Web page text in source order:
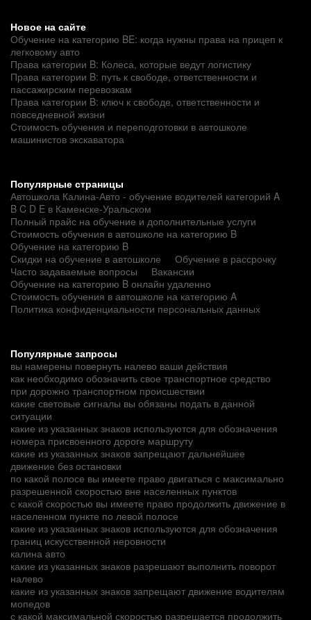
Новое на сайте
Обучение на категорию BE: когда нужны права на прицеп к
легковому авто
Права категории B: Колеса, которые ведут логистику
Права категории B: путь к свободе, ответственности и
пассажирским перевозкам
Права категории B: ключ к свободе, ответственности и
повседневной жизни
Стоимость обучения и переподготовки в автошколе
машинистов экскаватора
Популярные страницы
Автошкола Калина-Авто - обучение водителей категорий A
B C D E в Каменске-Уральском
Полный прайс на обучение и дополнительные услуги
Стоимость обучения в автошколе на категорию B
Обучение на категорию B
Скидки на обучение в автошколе
Обучение в рассрочку
Часто задаваемые вопросы
Вакансии
Обучение на категорию B онлайн удаленно
Стоимость обучения в автошколе на категорию A
Политика конфиденциальности персональных данных
Популярные запросы
вы намерены повернуть налево ваши действия
как необходимо обозначить свое транспортное средство
при дорожно транспортном происшествии
какие световые сигналы вы обязаны подать в данной
ситуации
какие из указанных знаков используются для обозначения
номера присвоенного дороге маршруту
какие из указанных знаков запрещают дальнейшее
движение без остановки
по какой полосе вы имеете право двигаться с максимально
разрешенной скоростью вне населенных пунктов
с какой скоростью вы имеете право продолжить движение в
населенном пункте по левой полосе
какие из указанных знаков используются для обозначения
границ искусственной неровности
калина авто
какие из указанных знаков разрешают выполнить поворот
налево
какие из указанных знаков запрещают движение водителям
мопедов
с какой максимальной скоростью разрешается продолжить